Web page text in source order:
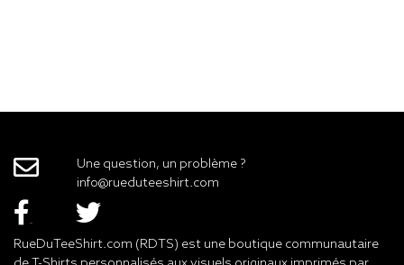
Une question, un problème ?
info@rueduteeshirt.com
RueDuTeeShirt.com (RDTS) est une boutique communautaire